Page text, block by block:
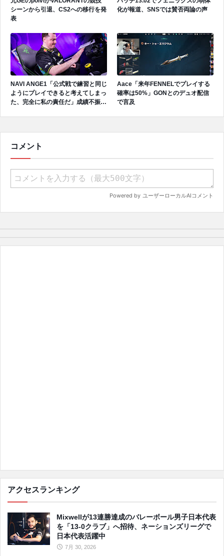
シーンから引退、CS2への移行を発
表
化が報道、SNSでは賛否両論の声
NAVI ANGE1「公式戦で練習と同じ
ようにプレイできると考えてしまっ
た、完全に私の責任だ」成績不振を
Aace「来年FENNELでプレイする
確率は50%」GONとのデュオ配信
で言及
コメント
アクセスランキング
Mixwellが13連勝達成のバレーボール男子日本代表
を「13-0クラブ」へ招待、ネーションズリーグで
日本代表活躍中
7月 30, 2026